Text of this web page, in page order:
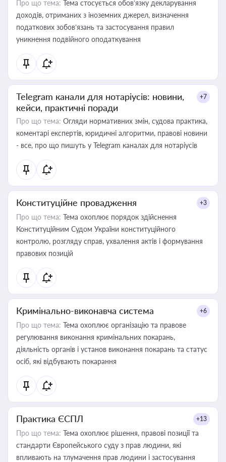
Про що тема: Тема стосується обов’язку декларування
доходів, отриманих з іноземних джерел, визначення
податкових зобов’язань та застосування правил
уникнення подвійного оподаткування
Telegram канали для нотаріусів: новини,
кейси, практичні поради
+7
Про що тема: Огляди нормативних змін, судова практика,
коментарі експертів, юридичні алгоритми, правові новини
- все, про що пишуть у Telegram каналах для нотаріусів
Конституційне провадження +3
Про що тема: Тема охоплює порядок здійснення
Конституційним Судом України конституційного
контролю, розгляду справ, ухвалення актів і формування
правових позицій
Кримінально-виконавча система +6
Про що тема: Тема охоплює організацію та правове
регулювання виконання кримінальних покарань,
діяльність органів і установ виконання покарань та статус
осіб, які відбувають покарання
Практика ЄСПЛ +13
Про що тема: Тема охоплює рішення, правові позиції та
стандарти Європейського суду з прав людини, які
впливають на тлумачення прав людини і застосування